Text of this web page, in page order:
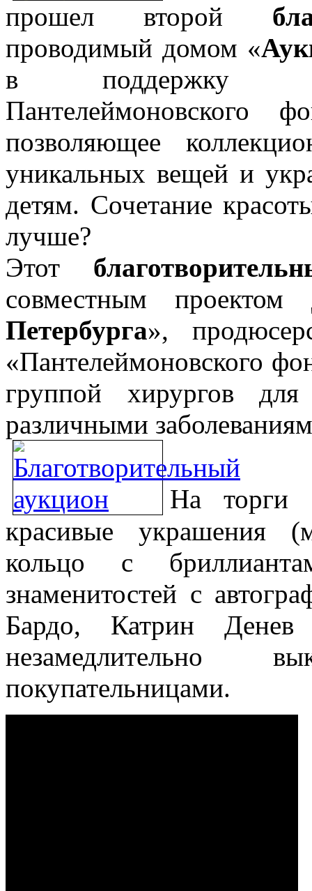
прошел второй
проводимый домом «
в поддержку
Пантелеймоновского
позволяющее
уникальных вещей и
детям. Сочетание
лучше?
Этот
совместным
Петербурга»,
«Пантелеймоновского
группой хирургов
различными
На торги
красивые украшения
кольцо с
знаменитостей с
Бардо, Катрин
незамедлительно
покупательницами.